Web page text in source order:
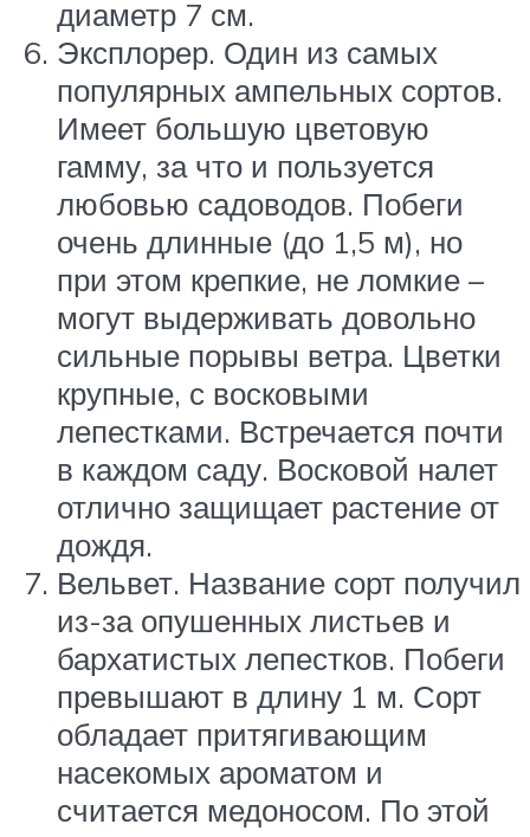
диаметр 7 см.
Эксплорер. Один из самых
популярных ампельных сортов.
Имеет большую цветовую
гамму, за что и пользуется
любовью садоводов. Побеги
очень длинные (до 1,5 м), но
при этом крепкие, не ломкие –
могут выдерживать довольно
сильные порывы ветра. Цветки
крупные, с восковыми
лепестками. Встречается почти
в каждом саду. Восковой налет
отлично защищает растение от
дождя.
Вельвет. Название сорт получил
из-за опушенных листьев и
бархатистых лепестков. Побеги
превышают в длину 1 м. Сорт
обладает притягивающим
насекомых ароматом и
считается медоносом. По этой